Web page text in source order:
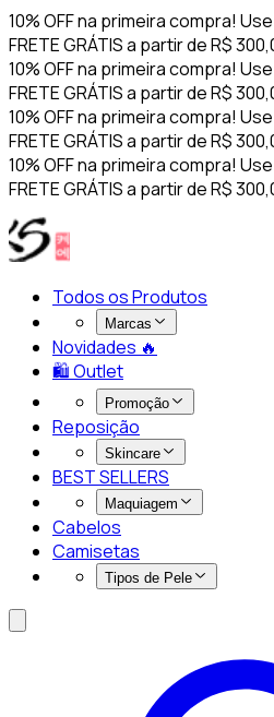
10% OFF na primeira compra!
FRETE GRÁTIS a partir de R$
10% OFF na primeira compra!
FRETE GRÁTIS a partir de R$
10% OFF na primeira compra!
FRETE GRÁTIS a partir de R$
10% OFF na primeira compra!
FRETE GRÁTIS a partir de R$
Todos os Produtos
Marcas
Novidades 🔥​
🛍️ Outlet
Promoção
Reposição
Skincare
BEST SELLERS
Maquiagem
Cabelos
Camisetas
Tipos de Pele